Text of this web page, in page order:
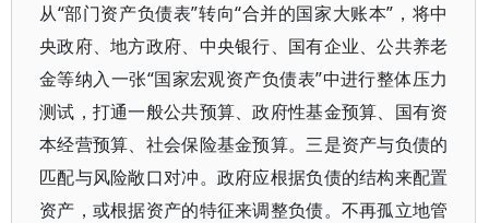
从“部门资产负债表”转向“合并的国家大账本”，将中
央政府、地方政府、中央银行、国有企业、公共养老
金等纳入一张“国家宏观资产负债表”中进行整体压力
测试，打通一般公共预算、政府性基金预算、国有资
本经营预算、社会保险基金预算。三是资产与负债的
匹配与风险敞口对冲。政府应根据负债的结构来配置
资产，或根据资产的特征来调整负债。不再孤立地管